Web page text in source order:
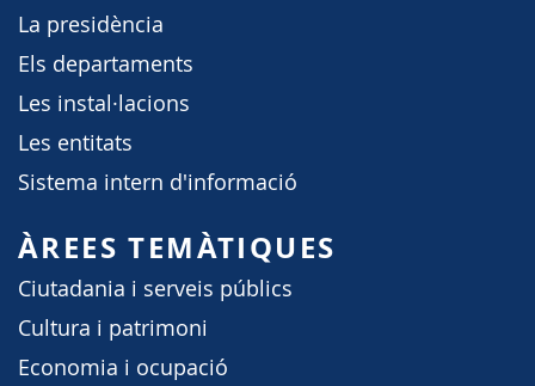
La presidència
Els departaments
Les instal·lacions
Les entitats
Sistema intern d'informació
ÀREES TEMÀTIQUES
Ciutadania i serveis públics
Cultura i patrimoni
Economia i ocupació